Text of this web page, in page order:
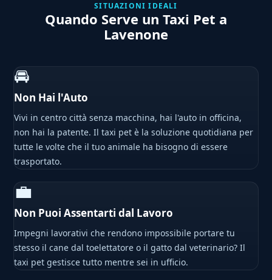
SITUAZIONI IDEALI
Quando Serve un Taxi Pet a
Lavenone
🚘
Non Hai l'Auto
Vivi in centro città senza macchina, hai l'auto in officina,
non hai la patente. Il taxi pet è la soluzione quotidiana per
tutte le volte che il tuo animale ha bisogno di essere
trasportato.
💼
Non Puoi Assentarti dal Lavoro
Impegni lavorativi che rendono impossibile portare tu
stesso il cane dal toelettatore o il gatto dal veterinario? Il
taxi pet gestisce tutto mentre sei in ufficio.